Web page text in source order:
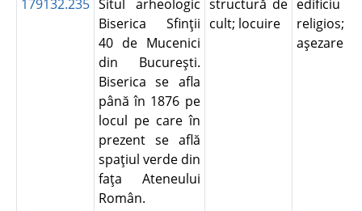
179132.235 Situl arheologic
Biserica Sfinţii
40 de Mucenici
din Bucureşti.
Biserica se afla
până în 1876 pe
locul pe care în
prezent se află
spaţiul verde din
faţa Ateneului
Român.
structură de
cult; locuire
edificiu
religios;
aşezare